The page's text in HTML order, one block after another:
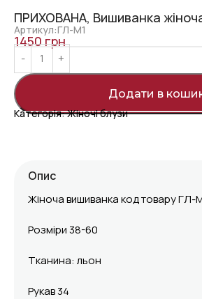
ПРИХОВАНА, Вишиванка
Артикул:ГЛ-М1
1450грн
Додати в
Категорія:Жіночі блузи
Опис
Жіноча вишиванка код товару ГЛ-
Розміри 38-60
Тканина: льон
Рукав 34